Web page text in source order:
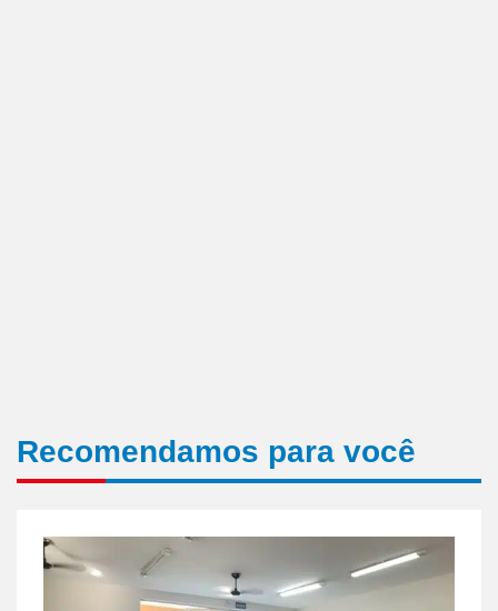
Recomendamos para você